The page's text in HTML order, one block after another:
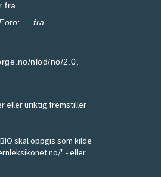
fra
... fra
nlod/no/2.0.
eller uriktig fremstiller
skal oppgis som kilde
" - eller